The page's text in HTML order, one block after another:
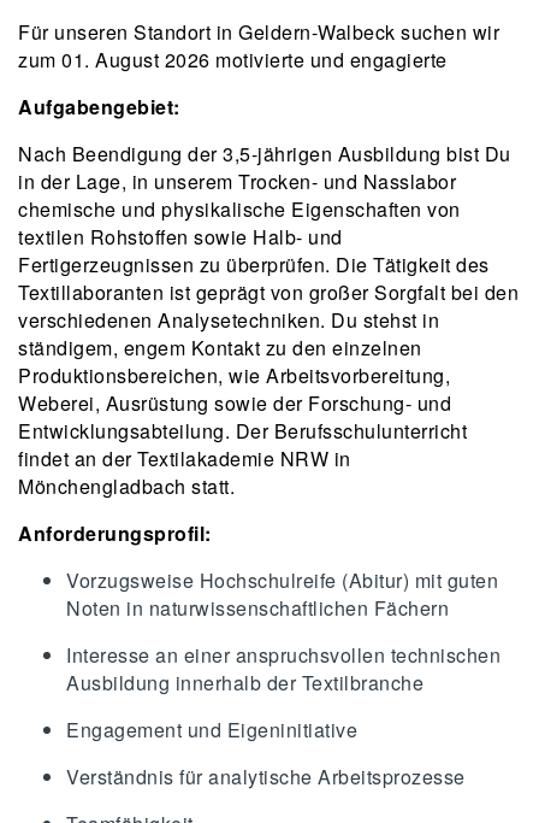
Für unseren Standort in Geldern-Walbeck suchen wir
zum 01. August 2026 motivierte und engagierte
Aufgabengebiet:
Nach Beendigung der 3,5-jährigen Ausbildung bist Du
in der Lage, in unserem Trocken- und Nasslabor
chemische und physikalische Eigenschaften von
textilen Rohstoffen sowie Halb- und
Fertigerzeugnissen zu überprüfen. Die Tätigkeit des
Textillaboranten ist geprägt von großer Sorgfalt bei den
verschiedenen Analysetechniken. Du stehst in
ständigem, engem Kontakt zu den einzelnen
Produktionsbereichen, wie Arbeitsvorbereitung,
Weberei, Ausrüstung sowie der Forschung- und
Entwicklungsabteilung. Der Berufsschulunterricht
findet an der Textilakademie NRW in
Mönchengladbach statt.
Anforderungsprofil:
Vorzugsweise Hochschulreife (Abitur) mit guten
Noten in naturwissenschaftlichen Fächern
Interesse an einer anspruchsvollen technischen
Ausbildung innerhalb der Textilbranche
Engagement und Eigeninitiative
Verständnis für analytische Arbeitsprozesse